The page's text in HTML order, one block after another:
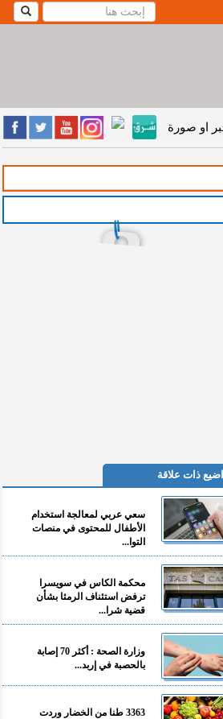
او صورة
ذات علاقة
سعي عربي لمعالجة استخدام
الأطفال للمحتوى في منصات
التوا...
محكمة الكاس في سويسرا
ترفض استئناف الرمثا بشأن
قضية شرا...
وزارة الصحة : أكثر 70 إصابة
بالحصبة في إربد...
3363 طنا من الخضار وردت